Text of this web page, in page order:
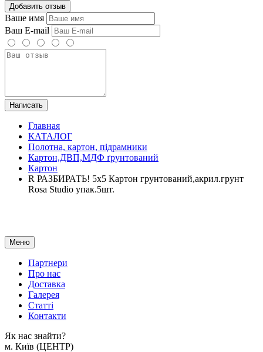
Добавить отзыв
Ваше имя
Ваш E-mail
Написать
Главная
КАТАЛОГ
Полотна, картон, підрамники
Картон,ДВП,МДФ ґрунтований
Картон
R РАЗБИРАТЬ! 5х5 Картон грунтований,акрил.грунт
Rosa Studio упак.5шт.
Меню
Партнери
Про нас
Доставка
Галерея
Статтi
Контакти
Як наc знайти?
м. Киïв (ЦЕНТР)